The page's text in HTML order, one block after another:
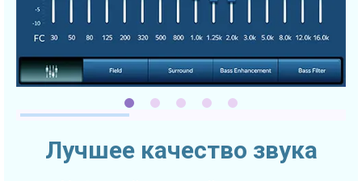
Лучшее качество звука